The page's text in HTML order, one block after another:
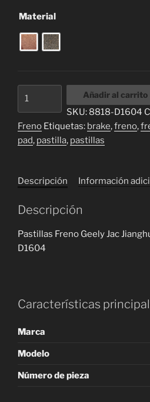
Material
Jac
Jianghuai
Byd
8818
Cerámica
cantidad
Añadir al carrito
SKU: 8818-D1604
Freno Etiquetas: brake,freno,
pad, pastilla, pastillas
Descripción Información
Descripción
Pastillas Freno Geely Jac
D1604
Características
Marca
Modelo
Número de pieza